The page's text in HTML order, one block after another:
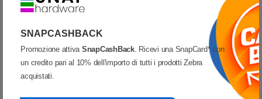
SNAPCASHBACK
Promozione attiva SnapCashBack. Ricevi una SnapCard* con
un credito pari al 10% dell'importo di tutti i prodotti Zebra
acquistati.
Piste
Stampe per ribbon
Tacca nera
Testine compatibili